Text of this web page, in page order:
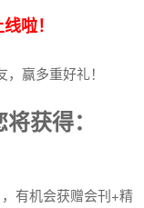
啦！
赢多重好礼！
获得：
有机会获赠会刊+精